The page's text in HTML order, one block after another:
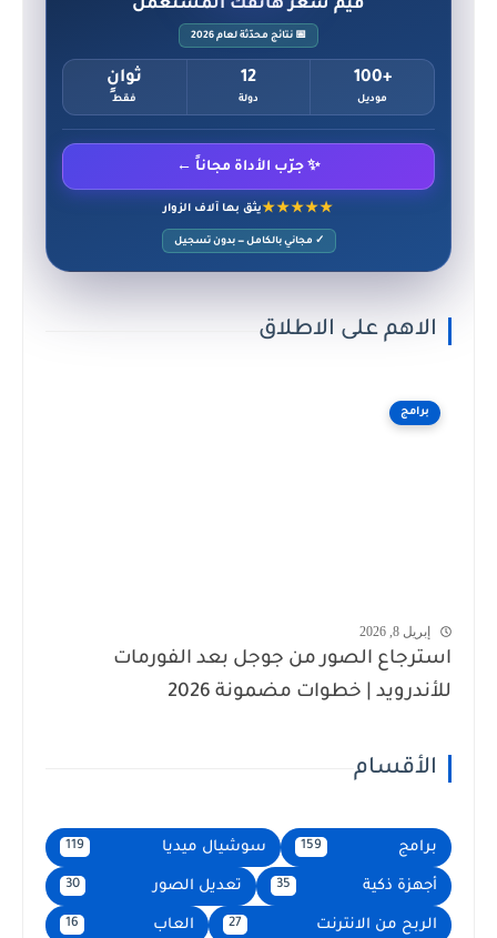
قيّم سعر هاتفك المستعمل
📅 نتائج محدّثة لعام 2026
+100
موديل
12
دولة
ثوانٍ
فقط
✨ جرّب الأداة مجاناً ←
★★★★★يثق بها آلاف الزوار
✓ مجاني بالكامل — بدون تسجيل
الاهم على الاطلاق
برامج
إبريل 8, 2026
استرجاع الصور من جوجل بعد الفورمات
للأندرويد | خطوات مضمونة 2026
الأقسام
برامج 159 سوشيال ميديا 119
أجهزة ذكية 35 تعديل الصور 30
الربح من الانترنت 27 العاب 16